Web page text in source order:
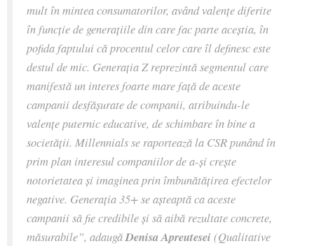
mult în mintea consumatorilor, având valențe diferite
în funcție de generațiile din care fac parte aceștia, în
pofida faptului că procentul celor care îl definesc este
destul de mic. Generația Z reprezintă segmentul care
manifestă un interes foarte mare față de aceste
campanii desfășurate de companii, atribuindu-le
valențe puternic educative, de schimbare în bine a
societății. Millennials se raportează la CSR punând în
prim plan interesul companiilor de a-și crește
notorietatea și imaginea prin îmbunătățirea efectelor
negative. Generația 35+ se așteaptă ca aceste
campanii să fie credibile și să aibă rezultate concrete,
măsurabile”, adaugăDenisa Apreutesei (Qualitative